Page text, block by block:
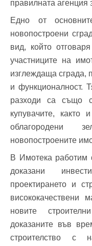
правилната агенция
Едно от
новопостроени
вид, който
участниците на
изглеждаща сграда,
и функционалност.
разходи са също
купувачите, както
облагородени
новопостроените
В Имотека работим
доказани
проектирането и
висококачествени
новите
доказаните във
строителство с